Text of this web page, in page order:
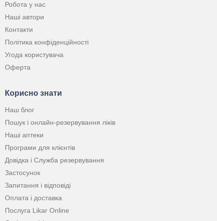
Робота у нас
Наші автори
Контакти
Політика конфіденційності
Угода користувача
Оферта
Корисно знати
Наш блог
Пошук і онлайн-резервування ліків
Наші аптеки
Програми для клієнтів
Довідка і Служба резервування
Застосунок
Запитання і відповіді
Оплата і доставка
Послуга Likar Online